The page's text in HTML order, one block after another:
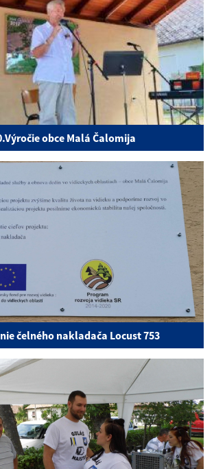
obce Malá Čalomija
čelného nakladača Locust 753